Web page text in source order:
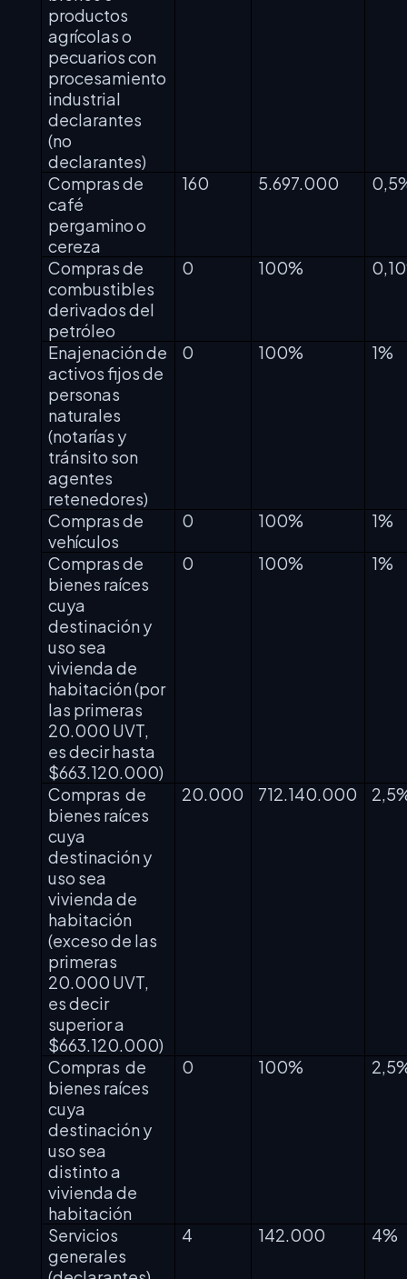
productos
agrícolas o
pecuarios con
procesamiento
industrial
declarantes
(no
declarantes)
Compras de
café
pergamino o
cereza
160 5.697.000
Compras de
combustibles
derivados del
petróleo
0 100%
Enajenación de
activos fijos de
personas
naturales
(notarías y
tránsito son
agentes
retenedores)
0 100% 1%
Compras de
vehículos
0 100% 1%
Compras de
bienes raíces
cuya
destinación y
uso sea
vivienda de
habitación (por
las primeras
20.000 UVT,
es decir hasta
$663.120.000)
0 100% 1%
Compras de
bienes raíces
cuya
destinación y
uso sea
vivienda de
habitación
(exceso de las
primeras
20.000 UVT,
es decir
superior a
$663.120.000)
20.000 712.140.000
Compras de
bienes raíces
cuya
destinación y
uso sea
distinto a
vivienda de
habitación
0 100%
Servicios
generales
4 142.000 4%